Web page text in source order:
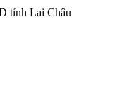
tỉnh Lai Châu